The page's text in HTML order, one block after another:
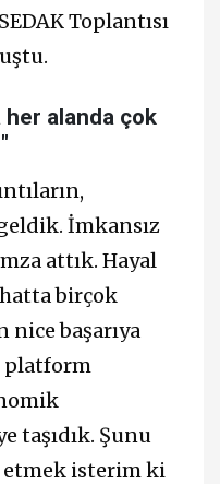
Toplantısı
her alanda çok
İmkansız
attık. Hayal
birçok
nice başarıya
platform
taşıdık. Şunu
etmek isterim ki